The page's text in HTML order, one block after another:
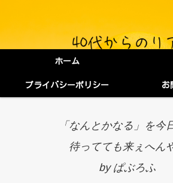
ホーム
プライバシーポリシー お
「なんとかなる」を今
待ってても来ぇへん
by ぱぶろふ